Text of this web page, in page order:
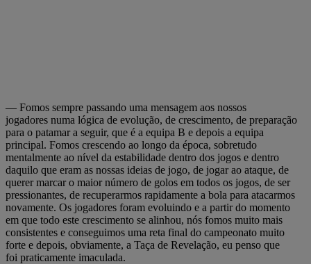
— Fomos sempre passando uma mensagem aos nossos
jogadores numa lógica de evolução, de crescimento, de preparação
para o patamar a seguir, que é a equipa B e depois a equipa
principal. Fomos crescendo ao longo da época, sobretudo
mentalmente ao nível da estabilidade dentro dos jogos e dentro
daquilo que eram as nossas ideias de jogo, de jogar ao ataque, de
querer marcar o maior número de golos em todos os jogos, de ser
pressionantes, de recuperarmos rapidamente a bola para atacarmos
novamente. Os jogadores foram evoluindo e a partir do momento
em que todo este crescimento se alinhou, nós fomos muito mais
consistentes e conseguimos uma reta final do campeonato muito
forte e depois, obviamente, a Taça de Revelação, eu penso que
foi praticamente imaculada.